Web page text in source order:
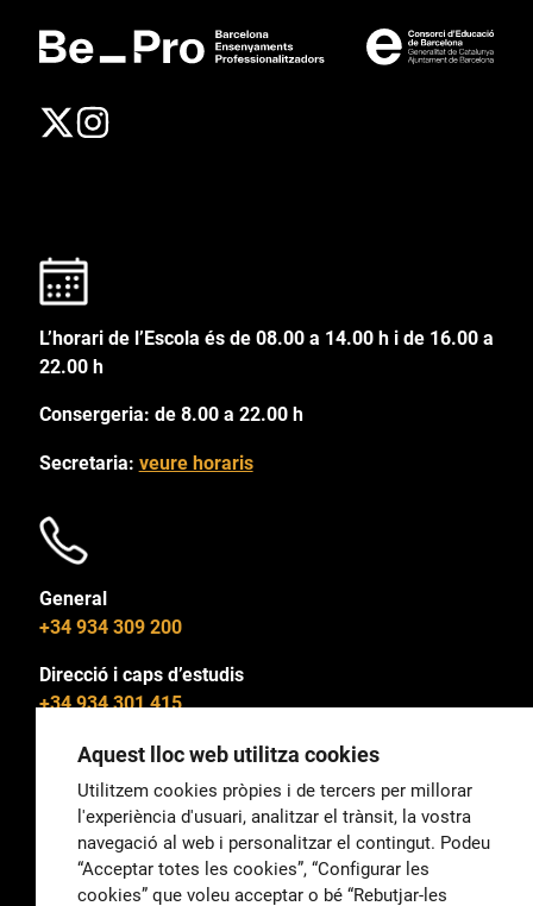
L’horari de l’Escola és de 08.00 a 14.00 h i de 16.00 a
22.00 h
Consergeria: de 8.00 a 22.00 h
Secretaria: veure horaris
General
+34 934 309 200
Direcció i caps d’estudis
+34 934 301 415
General
correu@escoladeltreball.org
Aquest lloc web utilitza cookies
Utilitzem cookies pròpies i de tercers per millorar
l'experiència d'usuari, analitzar el trànsit, la vostra
navegació al web i personalitzar el contingut. Podeu
“Acceptar totes les cookies”, “Configurar les
cookies” que voleu acceptar o bé “Rebutjar-les